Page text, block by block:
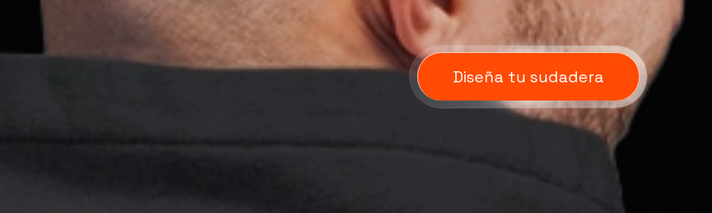
Diseña tu sudadera